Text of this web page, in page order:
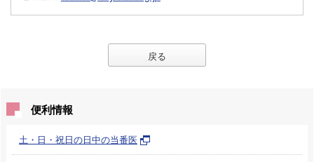
戻る
便利情報
土・日・祝日の日中の当番医